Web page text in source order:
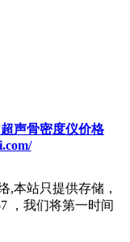
声骨密度仪价格
,本站只提供存储，
，我们将第一时间